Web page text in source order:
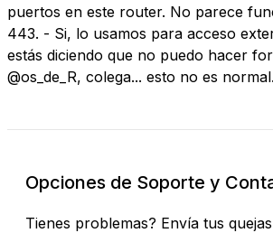
puertos en este router. No parece
443. - Si, lo usamos para acceso
estás diciendo que no puedo hacer
@os_de_R, colega... esto no es normal.
Opciones de Soporte y
Tienes problemas? Envía tus